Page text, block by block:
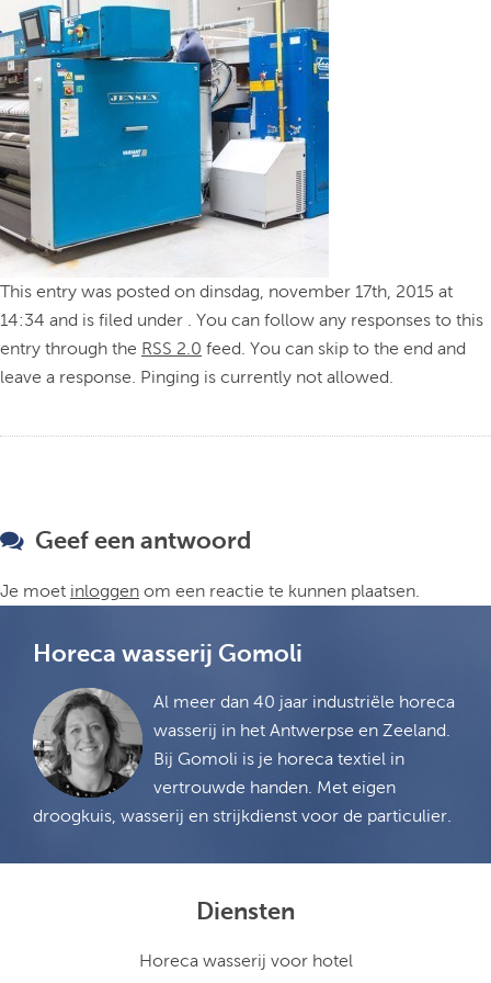
This entry was posted on dinsdag, november 17th, 2015 at
14:34 and is filed under . You can follow any responses to this
entry through the RSS 2.0 feed. You can skip to the end and
leave a response. Pinging is currently not allowed.
Geef een antwoord
Je moet inloggen om een reactie te kunnen plaatsen.
Horeca wasserij Gomoli
Al meer dan 40 jaar industriële horeca
wasserij in het Antwerpse en Zeeland.
Bij Gomoli is je horeca textiel in
vertrouwde handen. Met eigen
droogkuis, wasserij en strijkdienst voor de particulier.
Diensten
Horeca wasserij voor hotel